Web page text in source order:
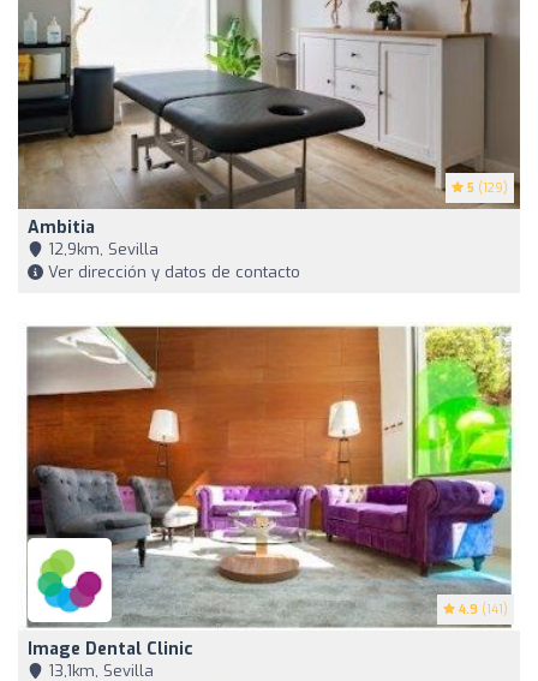
5 (129)
Ambitia
12,9km, Sevilla
Ver dirección y datos de contacto
4.9 (141)
Image Dental Clinic
13,1km, Sevilla